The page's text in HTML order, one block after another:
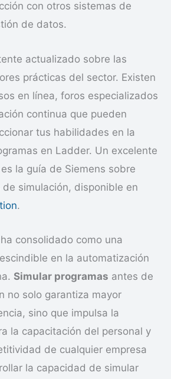
con otros sistemas de
de datos.
actualizado sobre las
prácticas del sector. Existen
en línea, foros especializados
continua que pueden
tus habilidades en la
en Ladder. Un excelente
la guía de Siemens sobre
simulación, disponible en
.
consolidado como una
en la automatización
Simular programas antes de
no solo garantiza mayor
sino que impulsa la
la capacitación del personal y
de cualquier empresa
la capacidad de simular